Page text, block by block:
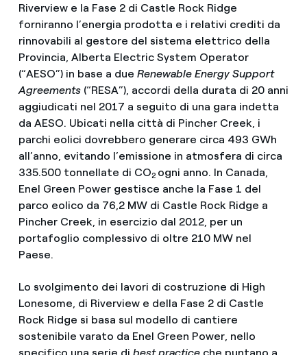
Riverview e la Fase 2 di Castle Rock Ridge
forniranno l’energia prodotta e i relativi crediti da
rinnovabili al gestore del sistema elettrico della
Provincia, Alberta Electric System Operator
(“AESO”) in base a due Renewable Energy Support
Agreements(“RESA”), accordi della durata di 20 anni
aggiudicati nel 2017 a seguito di una gara indetta
da AESO. Ubicati nella città di Pincher Creek, i
parchi eolici dovrebbero generare circa 493 GWh
all’anno, evitando l’emissione in atmosfera di circa
335.500 tonnellate di CO2 ogni anno. In Canada,
Enel Green Power gestisce anche la Fase 1 del
parco eolico da 76,2 MW di Castle Rock Ridge a
Pincher Creek, in esercizio dal 2012, per un
portafoglio complessivo di oltre 210 MW nel
Paese.
Lo svolgimento dei lavori di costruzione di High
Lonesome, di Riverview e della Fase 2 di Castle
Rock Ridge si basa sul modello di cantiere
sostenibile varato da Enel Green Power, nello